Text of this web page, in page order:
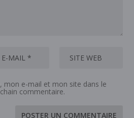
mon e-mail et mon site dans le
commentaire.